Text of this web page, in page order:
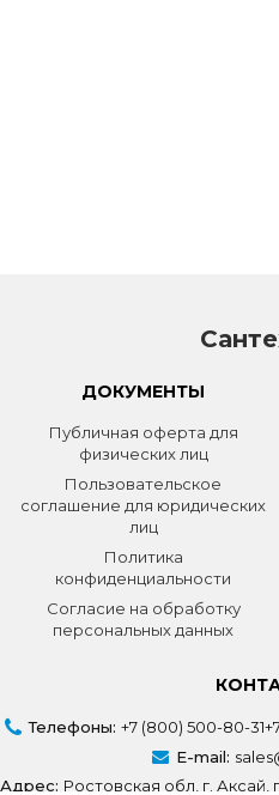
ДОКУМЕНТЫ
Публичная оферта для
физических лиц
Пользовательское
соглашение для юридических
лиц
Политика
конфиденциальности
Согласие на обработку
персональных данных
Телефоны: +7 (800) 500-80-31
E-mail:
Адрес: Ростовская обл, г.